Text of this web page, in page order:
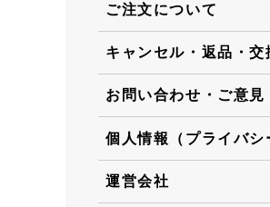
ご注文について
キャンセル・返品・交
お問い合わせ・ご意見
個人情報（プライバシ
運営会社